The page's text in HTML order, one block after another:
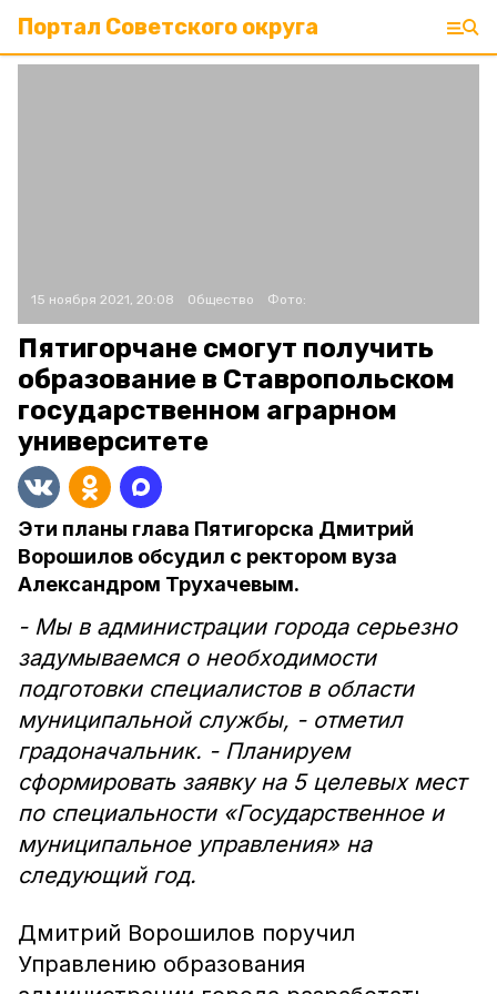
Портал Советского округа
15 ноября 2021, 20:08 Общество Фото:
Пятигорчане смогут получить
образование в Ставропольском
государственном аграрном
университете
Эти планы глава Пятигорска Дмитрий
Ворошилов обсудил с ректором вуза
Александром Трухачевым.
- Мы в администрации города серьезно
задумываемся о необходимости
подготовки специалистов в области
муниципальной службы, - отметил
градоначальник. - Планируем
сформировать заявку на 5 целевых мест
по специальности «Государственное и
муниципальное управления» на
следующий год.
Дмитрий Ворошилов поручил
Управлению образования